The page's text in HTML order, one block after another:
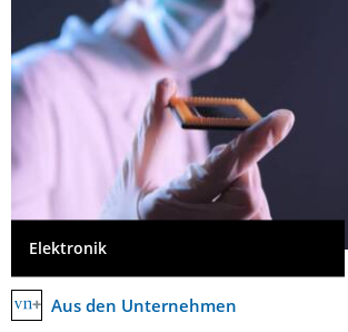
Elektronik
Aus den Unternehmen